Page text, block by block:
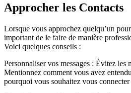
Approcher les Contacts
Lorsque vous approchez quelqu’un
important de le faire de manière
Voici quelques conseils :
Personnaliser vos messages : Évitez les
Mentionnez comment vous avez
pourquoi vous souhaitez vous connecter